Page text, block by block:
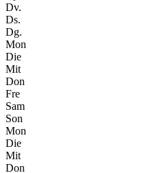
Dv.
Ds.
Dg.
Mon
Die
Mit
Don
Fre
Sam
Son
Mon
Die
Mit
Don